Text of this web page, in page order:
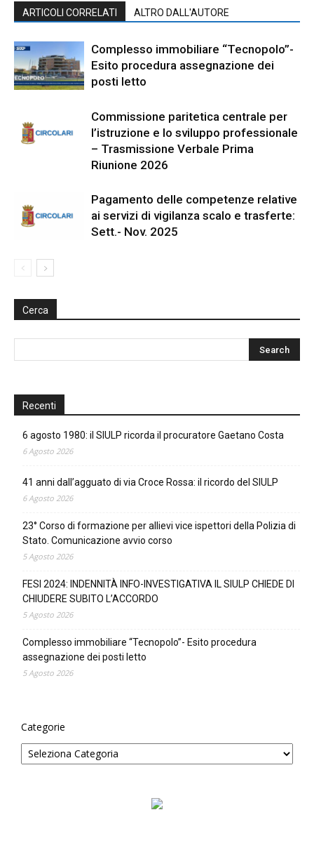
ARTICOLI CORRELATI ALTRO DALL'AUTORE
Complesso immobiliare “Tecnopolo”-
Esito procedura assegnazione dei
posti letto
Commissione paritetica centrale per
l’istruzione e lo sviluppo professionale
– Trasmissione Verbale Prima
Riunione 2026
Pagamento delle competenze relative
ai servizi di vigilanza scalo e trasferte:
Sett.- Nov. 2025
Cerca
Recenti
6 agosto 1980: il SIULP ricorda il procuratore Gaetano Costa
6 Agosto 2026
41 anni dall’agguato di via Croce Rossa: il ricordo del SIULP
6 Agosto 2026
23° Corso di formazione per allievi vice ispettori della Polizia di
Stato. Comunicazione avvio corso
5 Agosto 2026
FESI 2024: INDENNITÀ INFO-INVESTIGATIVA IL SIULP CHIEDE DI
CHIUDERE SUBITO L’ACCORDO
5 Agosto 2026
Complesso immobiliare “Tecnopolo”- Esito procedura
assegnazione dei posti letto
5 Agosto 2026
Categorie